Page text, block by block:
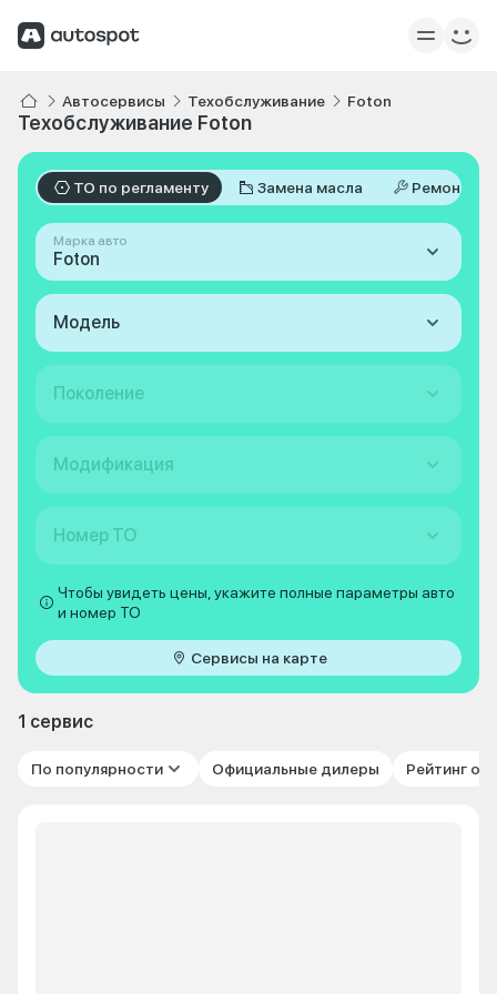
Автосервисы Техобслуживание Foton
Техобслуживание Foton
ТО по регламенту Замена масла Ремонт
Марка авто
Foton
Модель
Поколение
Модификация
Номер ТО
Чтобы увидеть цены, укажите полные параметры авто
и номер ТО
Сервисы на карте
1 сервис
По популярности Официальные дилеры Рейтинг